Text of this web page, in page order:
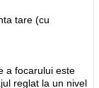
tare (cu
a focarului este
reglat la un nivel